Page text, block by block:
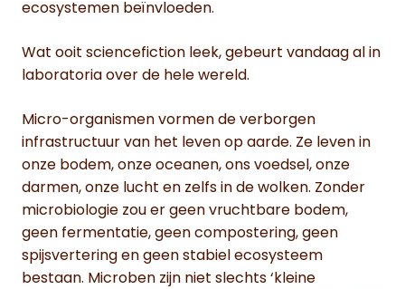
ecosystemen beïnvloeden.
Wat ooit sciencefiction leek, gebeurt vandaag al in
laboratoria over de hele wereld.
Micro-organismen vormen de verborgen
infrastructuur van het leven op aarde. Ze leven in
onze bodem, onze oceanen, ons voedsel, onze
darmen, onze lucht en zelfs in de wolken. Zonder
microbiologie zou er geen vruchtbare bodem,
geen fermentatie, geen compostering, geen
spijsvertering en geen stabiel ecosysteem
bestaan. Microben zijn niet slechts ‘kleine